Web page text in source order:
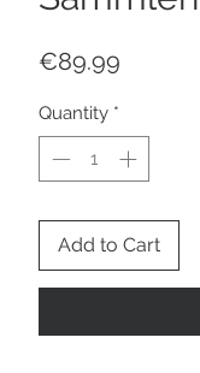
€89.99
Quantity *
Add to Cart